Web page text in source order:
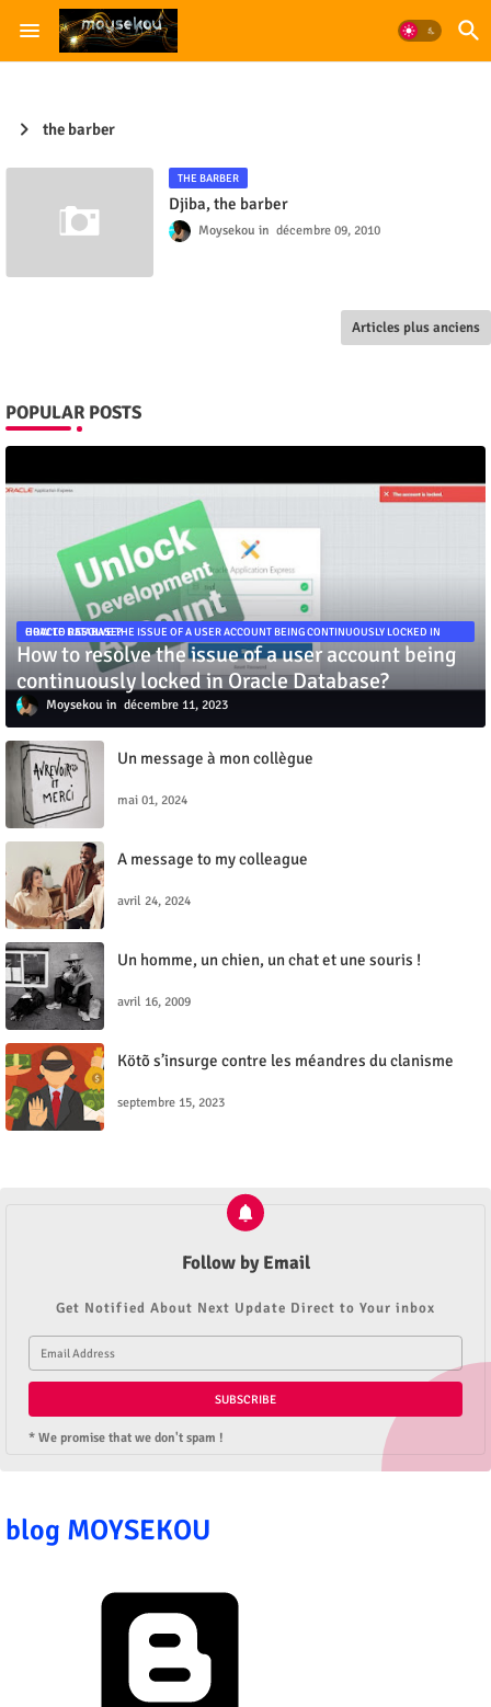
the barber
THE BARBER
Djiba, the barber
Moysekou décembre 09, 2010
Articles plus anciens
POPULAR POSTS
HOW TO RESOLVE THE ISSUE OF A USER ACCOUNT BEING CONTINUOUSLY LOCKED IN ORACLE DATABASE?
How to resolve the issue of a user account being
continuously locked in Oracle Database?
Moysekou décembre 11, 2023
Un message à mon collègue
mai 01, 2024
A message to my colleague
avril 24, 2024
Un homme, un chien, un chat et une souris !
avril 16, 2009
Kötõ s’insurge contre les méandres du clanisme
septembre 15, 2023
Follow by Email
Get Notified About Next Update Direct to Your inbox
* We promise that we don't spam !
blog MOYSEKOU